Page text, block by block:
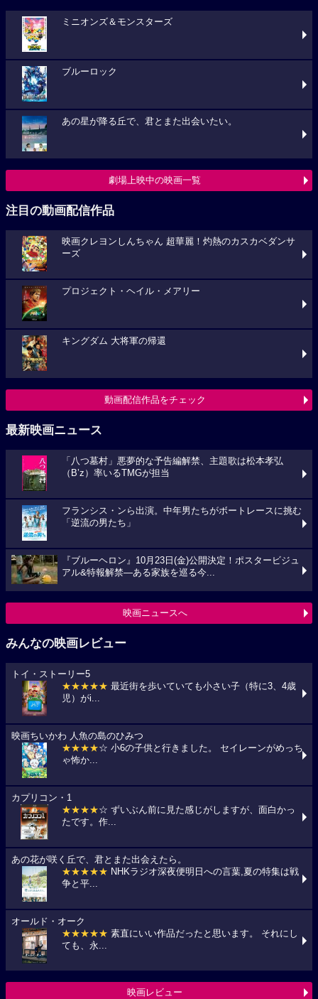
ミニオンズ＆モンスターズ
ブルーロック
あの星が降る丘で、君とまた出会いたい。
劇場上映中の映画一覧
注目の動画配信作品
映画クレヨンしんちゃん 超華麗！灼熱のカスカベダンサ
ーズ
プロジェクト・ヘイル・メアリー
キングダム 大将軍の帰還
動画配信作品をチェック
最新映画ニュース
「八つ墓村」悪夢的な予告編解禁、主題歌は松本孝弘
（B’z）率いるTMGが担当
フランシス・ンら出演。中年男たちがボートレースに挑む
「逆流の男たち」
『ブルーヘロン』10月23日(金)公開決定！ポスタービジュ
アル&特報解禁―ある家族を巡る今...
映画ニュースへ
みんなの映画レビュー
トイ・ストーリー5
★★★★★ 最近街を歩いていても小さい子（特に3、4歳
児）がi...
映画ちいかわ 人魚の島のひみつ
★★★★☆ 小6の子供と行きました。 セイレーンがめっち
ゃ怖か...
カプリコン・1
★★★★☆ ずいぶん前に見た感じがしますが、面白かっ
たです。作...
あの花が咲く丘で、君とまた出会えたら。
★★★★★ NHKラジオ深夜便明日への言葉,夏の特集は戦
争と平...
オールド・オーク
★★★★★ 素直にいい作品だったと思います。 それにし
ても、永...
映画レビュー